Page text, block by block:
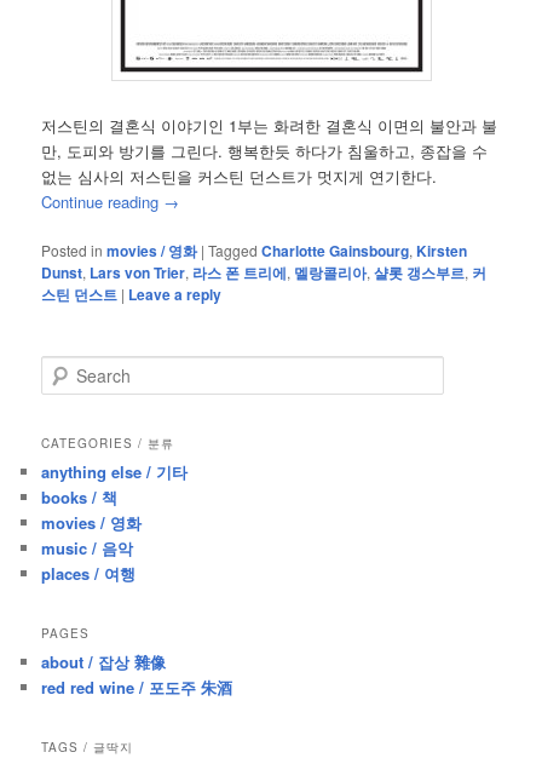
저스틴의 결혼식 이야기인 1부는 화려한 결혼식 이면의 불안과 불
만, 도피와 방기를 그린다. 행복한듯 하다가 침울하고, 종잡을 수
없는 심사의 저스틴을 커스틴 던스트가 멋지게 연기한다.
Continue reading →
Posted in movies / 영화 |Tagged Charlotte Gainsbourg,Kirsten
Dunst, Lars von Trier, 라스 폰 트리에, 멜랑콜리아,샬롯 갱스부르, 커
스틴 던스트 | Leave a reply
e
r
h
CATEGORIES / 분류
anything else / 기타
books / 책
movies / 영화
music / 음악
places / 여행
PAGES
about / 잡상 雜像
red red wine / 포도주 朱酒
TAGS / 글딱지